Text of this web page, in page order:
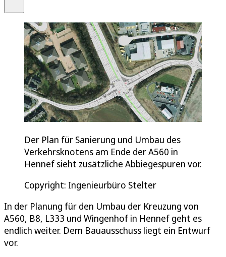
Der Plan für Sanierung und Umbau des
Verkehrsknotens am Ende der A560 in
Hennef sieht zusätzliche Abbiegespuren vor.
Copyright: Ingenieurbüro Stelter
In der Planung für den Umbau der Kreuzung von
A560, B8, L333 und Wingenhof in Hennef geht es
endlich weiter. Dem Bauausschuss liegt ein Entwurf
vor.